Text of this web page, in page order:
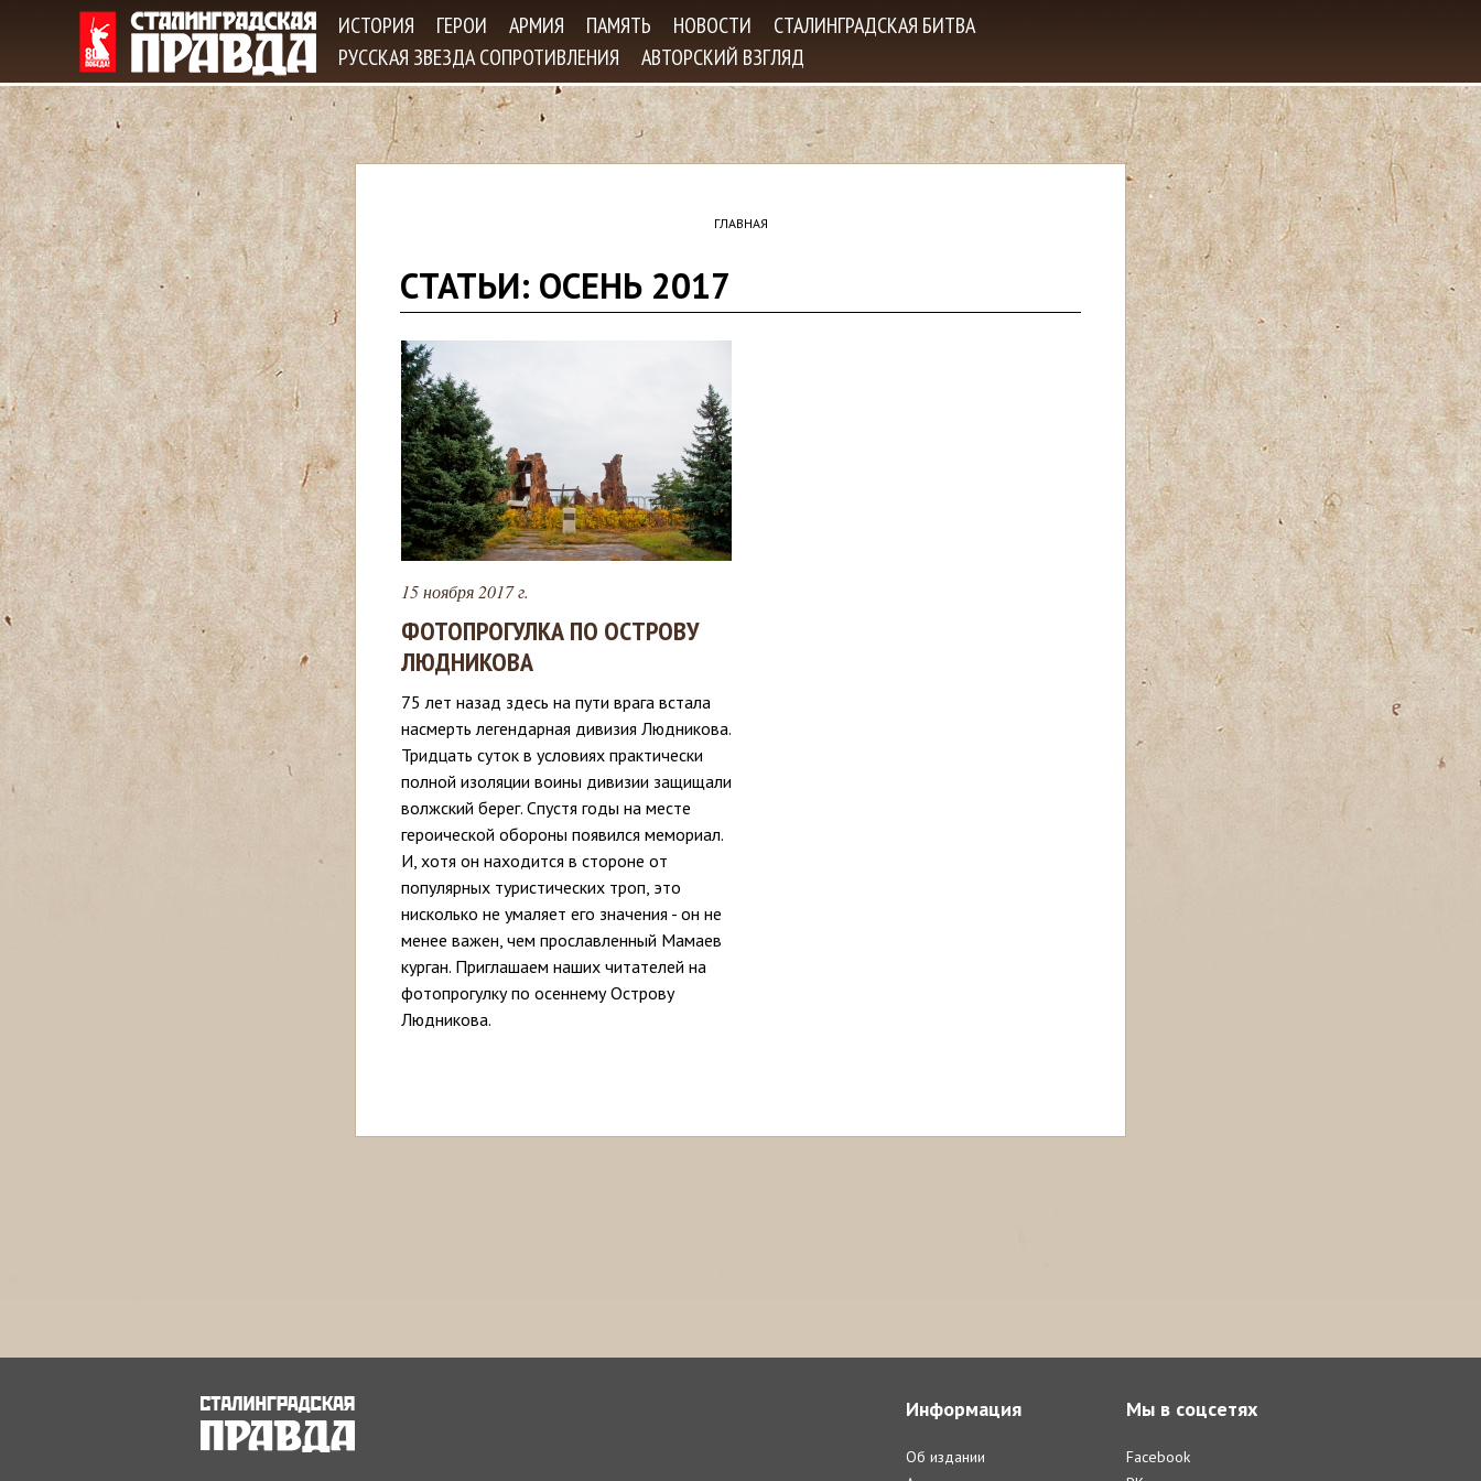
Jump to navigation
ИСТОРИЯ ГЕРОИ АРМИЯ ПАМЯТЬ НОВОСТИ
СТАЛИНГРАДСКАЯ БИТВА
РУССКАЯ ЗВЕЗДА СОПРОТИВЛЕНИЯ
АВТОРСКИЙ ВЗГЛЯД
ы
з
д
е
с
ь
ГЛАВНАЯ
СТАТЬИ: ОСЕНЬ 2017
15 ноября 2017 г.
ФОТОПРОГУЛКА ПО ОСТРОВУ
ЛЮДНИКОВА
75 лет назад здесь на пути врага встала
насмерть легендарная дивизия Людникова.
Тридцать суток в условиях практически
полной изоляции воины дивизии защищали
волжский берег. Спустя годы на месте
героической обороны появился мемориал.
И, хотя он находится в стороне от
популярных туристических троп, это
нисколько не умаляет его значения - он не
менее важен, чем прославленный Мамаев
курган. Приглашаем наших читателей на
фотопрогулку по осеннему Острову
Людникова.
Информация
Об издании
Мы в соцсетях
Facebook